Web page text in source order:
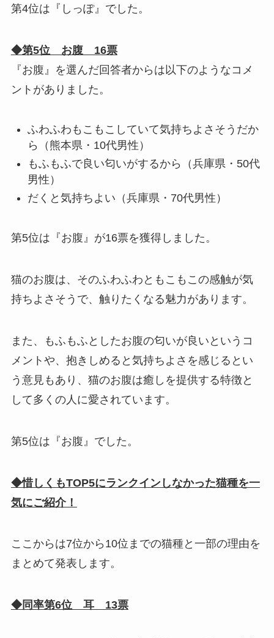
第4位は『しっぽ』でした。
◆第5位 お腹 16票
『お腹』を選んだ回答者からは以下のようなコメ
ントがありました。
ふわふわもこもこしていて気持ちよさそうだか
ら（熊本県・10代男性）
もふもふで良い匂いがするから（兵庫県・50代
男性）
だくと気持ちよい（兵庫県・70代男性）
第5位は『お腹』が16票を獲得しました。
猫のお腹は、そのふわふわともこもこの感触が気
持ちよさそうで、触りたくなる魅力があります。
また、もふもふとしたお腹の匂いが良いというコ
メントや、抱きしめると気持ちよさを感じるとい
う意見もあり、猫のお腹は癒しを提供する特徴と
して多くの人に愛されています。
第5位は『お腹』でした。
◆惜しくもTOP5にランクインしなかった猫種を一
気にご紹介！
ここからは7位から10位までの猫種と一部の理由を
まとめて発表します。
◆同率第6位 耳 13票